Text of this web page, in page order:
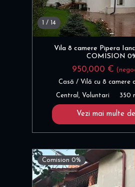
/ 14
Vila 8 camere Pipera
COMISION
950,000 €
Casă / Vilă cu 8 camere
Central, Voluntari 350
Vezi mai multe
Comision 0%